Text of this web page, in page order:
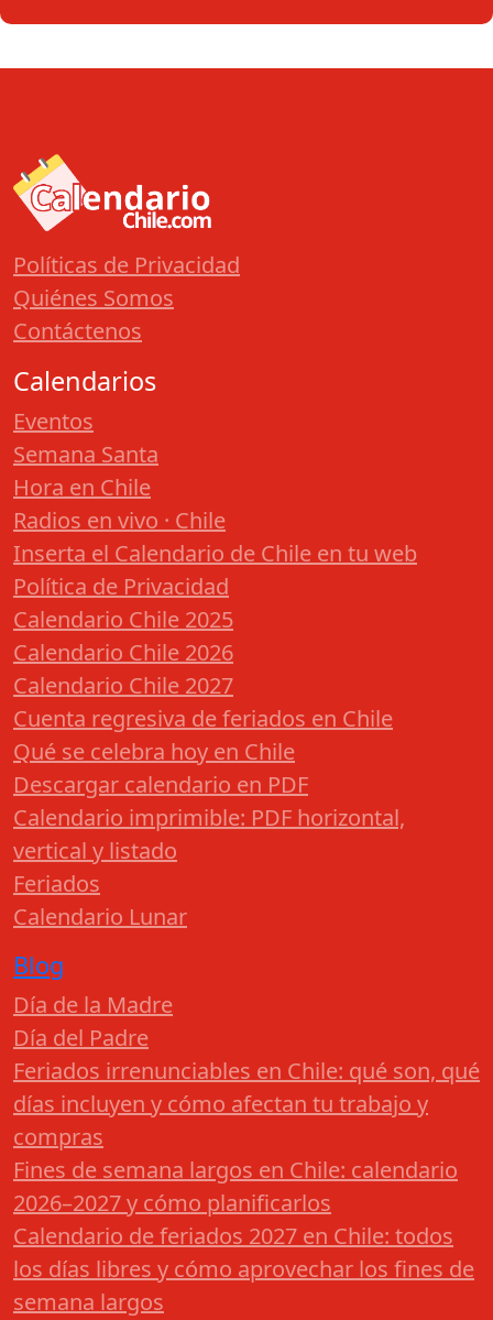
Políticas de Privacidad
Quiénes Somos
Contáctenos
Calendarios
Eventos
Semana Santa
Hora en Chile
Radios en vivo · Chile
Inserta el Calendario de Chile en tu web
Política de Privacidad
Calendario Chile 2025
Calendario Chile 2026
Calendario Chile 2027
Cuenta regresiva de feriados en Chile
Qué se celebra hoy en Chile
Descargar calendario en PDF
Calendario imprimible: PDF horizontal,
vertical y listado
Feriados
Calendario Lunar
Blog
Día de la Madre
Día del Padre
Feriados irrenunciables en Chile: qué son, qué
días incluyen y cómo afectan tu trabajo y
compras
Fines de semana largos en Chile: calendario
2026–2027 y cómo planificarlos
Calendario de feriados 2027 en Chile: todos
los días libres y cómo aprovechar los fines de
semana largos